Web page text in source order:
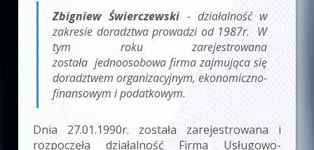
Zbigniew Świerczewski - działalność w
zakresie doradztwa prowadzi od 1987r. W
tym roku zarejestrowana
została jednoosobowa firma zajmująca się
doradztwem organizacyjnym, ekonomiczno-
finansowym i podatkowym.
Dnia 27.01.1990r. została zarejestrowana i
rozpoczęła działalność Firma Usługowo-